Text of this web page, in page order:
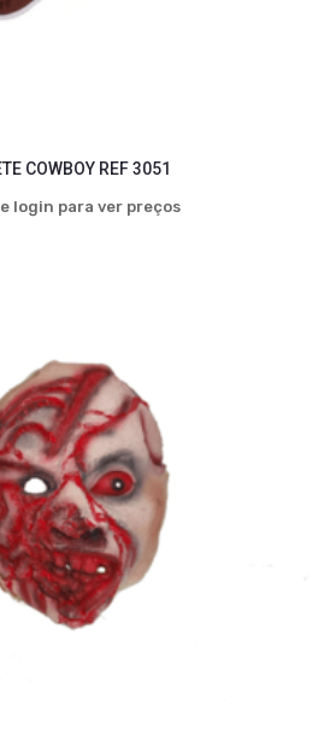
COWBOY REF 3051
login para ver preços